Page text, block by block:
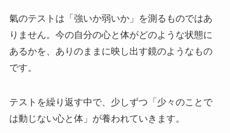
氣のテストは「強いか弱いか」を測るものではあ
りません。今の自分の心と体がどのような状態に
あるかを、ありのままに映し出す鏡のようなもの
です。
テストを繰り返す中で、少しずつ「少々のことで
は動じない心と体」が養われていきます。